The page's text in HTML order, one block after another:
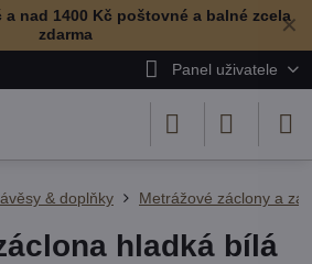
✕
nad 1400 Kč poštovné a balné zcela
zdarma
Panel uživatele
& doplňky Metrážové záclony a
hladká bílá